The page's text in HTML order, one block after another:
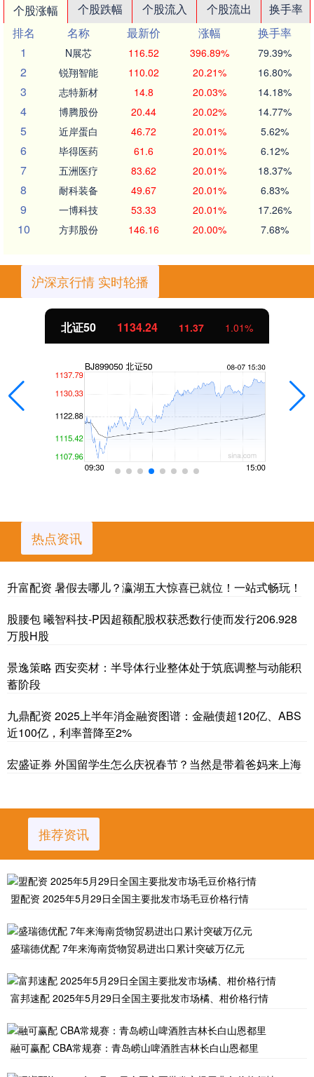
个股涨幅 个股跌幅 个股流入 个股流出
换手率
排名
名称 最新价 涨幅
换手率
1
N展芯 116.52 396.89% 79.39%
2 锐翔智能 110.02 20.21% 16.80%
3 志特新材 14.8 20.03% 14.18%
4 博腾股份 20.44 20.02% 14.77%
5 近岸蛋白 46.72 20.01% 5.62%
6 毕得医药 61.6 20.01% 6.12%
7 五洲医疗 83.62 20.01% 18.37%
8 耐科装备 49.67 20.01% 6.83%
9 一博科技 53.33 20.01% 17.26%
10 方邦股份 146.16 20.00% 7.68%
沪深京行情 实时轮播
北证50 1134.24 11.37 1.01%
热点资讯
升富配资 暑假去哪儿？瀛湖五大惊喜已就位！一站式畅玩！
股腰包 曦智科技-P因超额配股权获悉数行使而发行206.928
万股H股
景逸策略 西安奕材：半导体行业整体处于筑底调整与动能积
蓄阶段
九鼎配资 2025上半年消金融资图谱：金融债超120亿、ABS
近100亿，利率普降至2%
宏盛证券 外国留学生怎么庆祝春节？当然是带着爸妈来上海
推荐资讯
盟配资 2025年5月29日全国主要批发市场毛豆价格行情
盛瑞德优配 7年来海南货物贸易进出口累计突破万亿元
富邦速配 2025年5月29日全国主要批发市场橘、柑价格行情
融可赢配 CBA常规赛：青岛崂山啤酒胜吉林长白山恩都里